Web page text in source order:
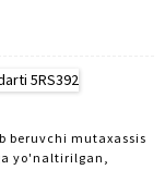
LED yoritgichlar
xodimlari bilan
va ishlab
tijorat
Lediant
ega ...
beruvchi mutaxassis
yo'naltirilgan,
LED yoritgichlar